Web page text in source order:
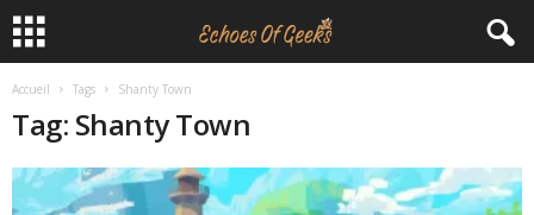
Accueil Tags Shanty Town
Tag: Shanty Town